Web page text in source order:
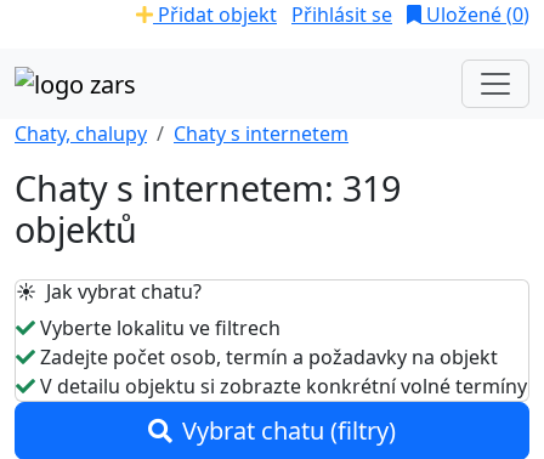
Přidat objekt Přihlásit se Uložené (0)
Chaty, chalupy Chaty s internetem
Chaty s internetem: 319
objektů
☀️ Jak vybrat chatu?
Vyberte lokalitu ve filtrech
Zadejte počet osob, termín a požadavky na objekt
V detailu objektu si zobrazte konkrétní volné termíny
Vybrat chatu (filtry)